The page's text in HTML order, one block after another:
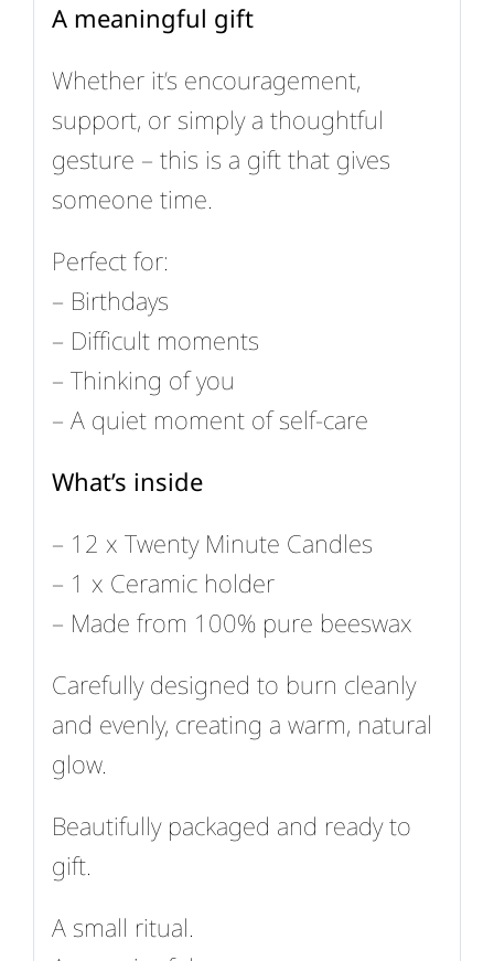
A meaningful gift
Whether it’s encouragement,
support, or simply a thoughtful
gesture – this is a gift that gives
someone time.
Perfect for:
– Birthdays
– Difficult moments
– Thinking of you
– A quiet moment of self-care
What’s inside
– 12 x Twenty Minute Candles
– 1 x Ceramic holder
– Made from 100% pure beeswax
Carefully designed to burn cleanly
and evenly, creating a warm, natural
glow.
Beautifully packaged and ready to
gift.
A small ritual.